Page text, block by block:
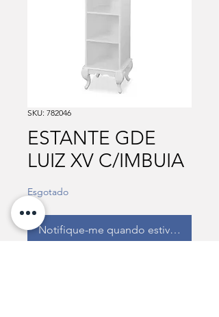
SKU: 782046
ESTANTE GDE
LUIZ XV C/IMBUIA
Esgotado
Notifique-me quando estiver